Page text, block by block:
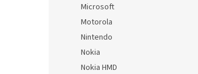
Microsoft
Motorola
Nintendo
Nokia
Nokia HMD